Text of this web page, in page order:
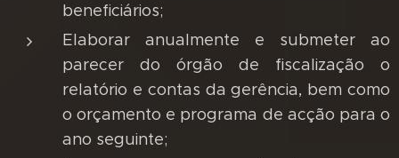
beneficiários;
Elaborar anualmente e submeter ao
parecer do órgão de fiscalização o
relatório e contas da gerência, bem como
o orçamento e programa de acção para o
ano seguinte;